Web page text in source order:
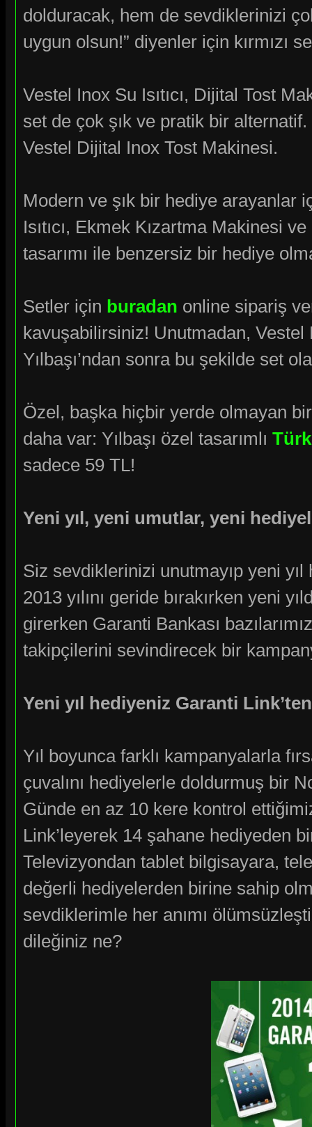
dolduracak, hem de sevdiklerinizi
uygun olsun!” diyenler için kırmızı
Vestel Inox Su Isıtıcı, Dijital Tost
set de çok şık ve pratik bir
Vestel Dijital Inox Tost Makinesi.
Modern ve şık bir hediye arayanlar
Isıtıcı, Ekmek Kızartma Makinesi
tasarımı ile benzersiz bir hediye
Setler için buradan online sipariş
kavuşabilirsiniz! Unutmadan, Vestel
Yılbaşı’ndan sonra bu şekilde set
Özel, başka hiçbir yerde olmayan
daha var: Yılbaşı özel tasarımlı
sadece 59 TL!
Yeni yıl, yeni umutlar, yeni
Siz sevdiklerinizi unutmayıp yeni
2013 yılını geride bırakırken yeni
girerken Garanti Bankası
takipçilerini sevindirecek bir
Yeni yıl hediyeniz Garanti
Yıl boyunca farklı kampanyalarla
çuvalını hediyelerle doldurmuş bir
Günde en az 10 kere kontrol
Link’leyerek 14 şahane hediyeden
Televizyondan tablet bilgisayara,
değerli hediyelerden birine sahip
sevdiklerimle her anımı
dileğiniz ne?